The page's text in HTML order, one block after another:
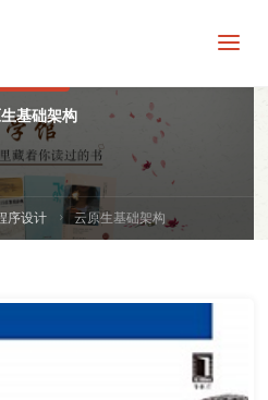
基础架构
序设计 云原生基础架构